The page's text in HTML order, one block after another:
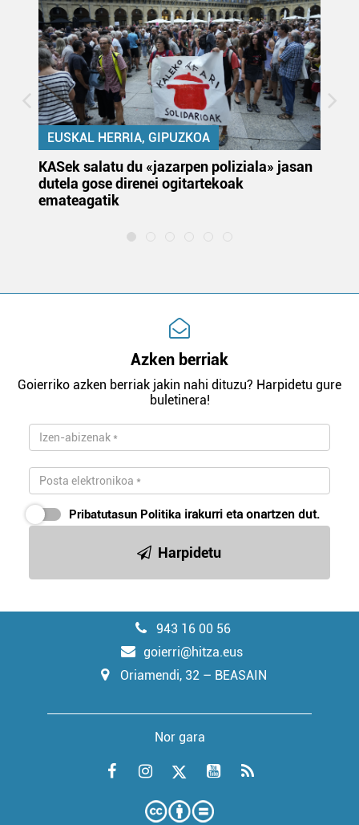
EUSKAL HERRIA, GIPUZKOA
KASek salatu du «jazarpen poliziala» jasan
dutela gose direnei ogitartekoak
emateagatik
Azken berriak
Goierriko azken berriak jakin nahi dituzu? Harpidetu gure
buletinera!
Pribatutasun Politika irakurri eta onartzen dut.
Harpidetu
943 16 00 56
goierri@hitza.eus
Oriamendi, 32 – BEASAIN
Nor gara